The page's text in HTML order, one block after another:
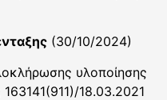
(30/10/2024)
υλοποίησης
18.03.2021